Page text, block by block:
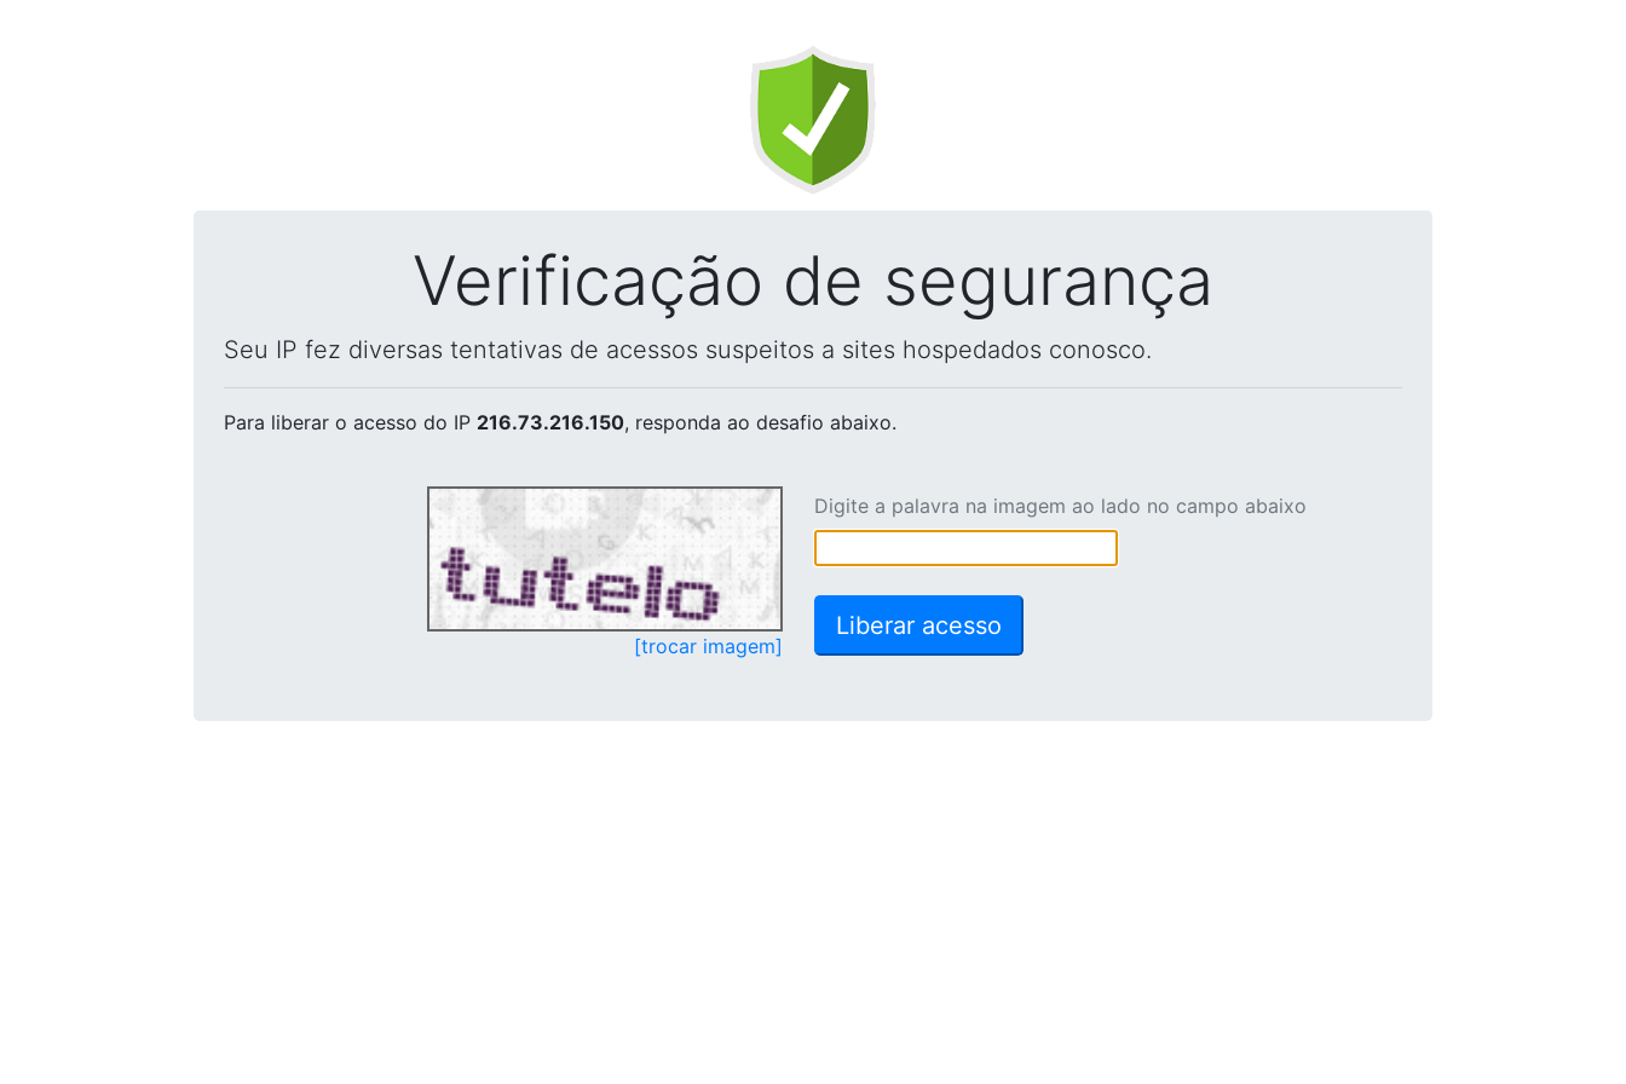
Verificação de segurança
Seu IP fez diversas tentativas de acessos suspeitos a sites hospedados conosco.
Para liberar o acesso do IP 216.73.216.150, responda ao desafio abaixo.
[trocar imagem]
Digite a palavra na imagem ao lado no campo abaixo